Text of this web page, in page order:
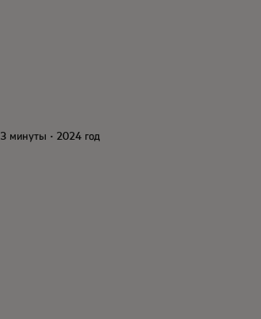
3 минуты · 2024 год